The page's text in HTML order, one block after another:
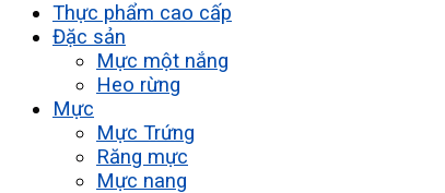
Thực phẩm cao cấp
Đặc sản
Mực một nắng
Heo rừng
Mực
Mực Trứng
Răng mực
Mực nang